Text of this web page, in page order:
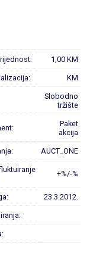
1,00 KM
KM
Slobodno
tržište
Paket
akcija
AUCT_ONE
+%/-%
23.3.2012.